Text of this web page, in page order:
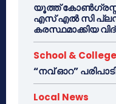
യൂത്ത് കോൺഗ്രസ്സ്
എസ് എൽ സി പ്ലസ്
കരസ്ഥമാക്കിയ
School & College
“നവ് ഓറ”
Local News